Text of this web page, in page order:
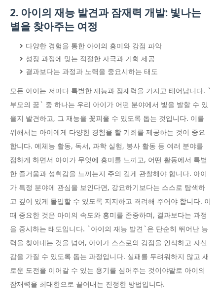
2. 아이의 재능 발견과 잠재력 개발: 빛나는
별을 찾아주는 여정
다양한 경험을 통한 아이의 흥미와 강점 파악
성장 과정에 맞는 적절한 자극과 기회 제공
결과보다는 과정과 노력을 중요시하는 태도
모든 아이는 저마다 특별한 재능과 잠재력을 가지고 태어납니다. `
부모의 꿈` 중 하나는 우리 아이가 어떤 분야에서 빛을 발할 수 있
을지 발견하고, 그 재능을 꽃피울 수 있도록 돕는 것입니다. 이를
위해서는 아이에게 다양한 경험을 할 기회를 제공하는 것이 중요
합니다. 예체능 활동, 독서, 과학 실험, 봉사 활동 등 여러 분야를
접하게 하면서 아이가 무엇에 흥미를 느끼고, 어떤 활동에서 특별
한 즐거움과 성취감을 느끼는지 주의 깊게 관찰해야 합니다. 아이
가 특정 분야에 관심을 보인다면, 강요하기보다는 스스로 탐색하
고 깊이 있게 몰입할 수 있도록 지지하고 격려해 주어야 합니다. 이
때 중요한 것은 아이의 속도와 흥미를 존중하며, 결과보다는 과정
을 중시하는 태도입니다. `아이의 재능 발견`은 단순히 뛰어난 능
력을 찾아내는 것을 넘어, 아이가 스스로의 강점을 인식하고 자신
감을 가질 수 있도록 돕는 과정입니다. 실패를 두려워하지 않고 새
로운 도전을 이어갈 수 있는 용기를 심어주는 것이야말로 아이의
잠재력을 최대한으로 끌어내는 진정한 방법입니다.